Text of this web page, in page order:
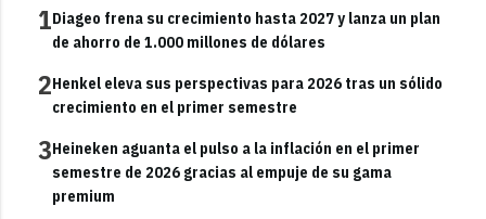
1Diageo frena su crecimiento hasta 2027 y lanza un plan
de ahorro de 1.000 millones de dólares
2Henkel eleva sus perspectivas para 2026 tras un sólido
crecimiento en el primer semestre
3Heineken aguanta el pulso a la inflación en el primer
semestre de 2026 gracias al empuje de su gama
premium